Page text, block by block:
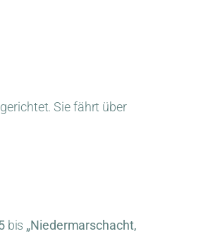
Sie fährt über
bis „Niedermarschacht,